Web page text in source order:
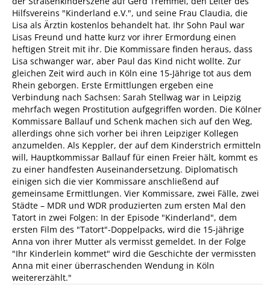
Hilfsvereins "Kinderland e.V.", und seine Frau Claudia, die
Lisa als Ärztin kostenlos behandelt hat. Ihr Sohn Paul war
Lisas Freund und hatte kurz vor ihrer Ermordung einen
heftigen Streit mit ihr. Die Kommissare finden heraus, dass
Lisa schwanger war, aber Paul das Kind nicht wollte. Zur
gleichen Zeit wird auch in Köln eine 15-Jährige tot aus dem
Rhein geborgen. Erste Ermittlungen ergeben eine
Verbindung nach Sachsen: Sarah Stellwag war in Leipzig
mehrfach wegen Prostitution aufgegriffen worden. Die Kölner
Kommissare Ballauf und Schenk machen sich auf den Weg,
allerdings ohne sich vorher bei ihren Leipziger Kollegen
anzumelden. Als Keppler, der auf dem Kinderstrich ermitteln
will, Hauptkommissar Ballauf für einen Freier hält, kommt es
zu einer handfesten Auseinandersetzung. Diplomatisch
einigen sich die vier Kommissare anschließend auf
gemeinsame Ermittlungen. Vier Kommissare, zwei Fälle, zwei
Städte – MDR und WDR produzierten zum ersten Mal den
Tatort in zwei Folgen: In der Episode "Kinderland", dem
ersten Film des "Tatort"-Doppelpacks, wird die 15-jährige
Anna von ihrer Mutter als vermisst gemeldet. In der Folge
"Ihr Kinderlein kommet" wird die Geschichte der vermissten
Anna mit einer überraschenden Wendung in Köln
weitererzählt."